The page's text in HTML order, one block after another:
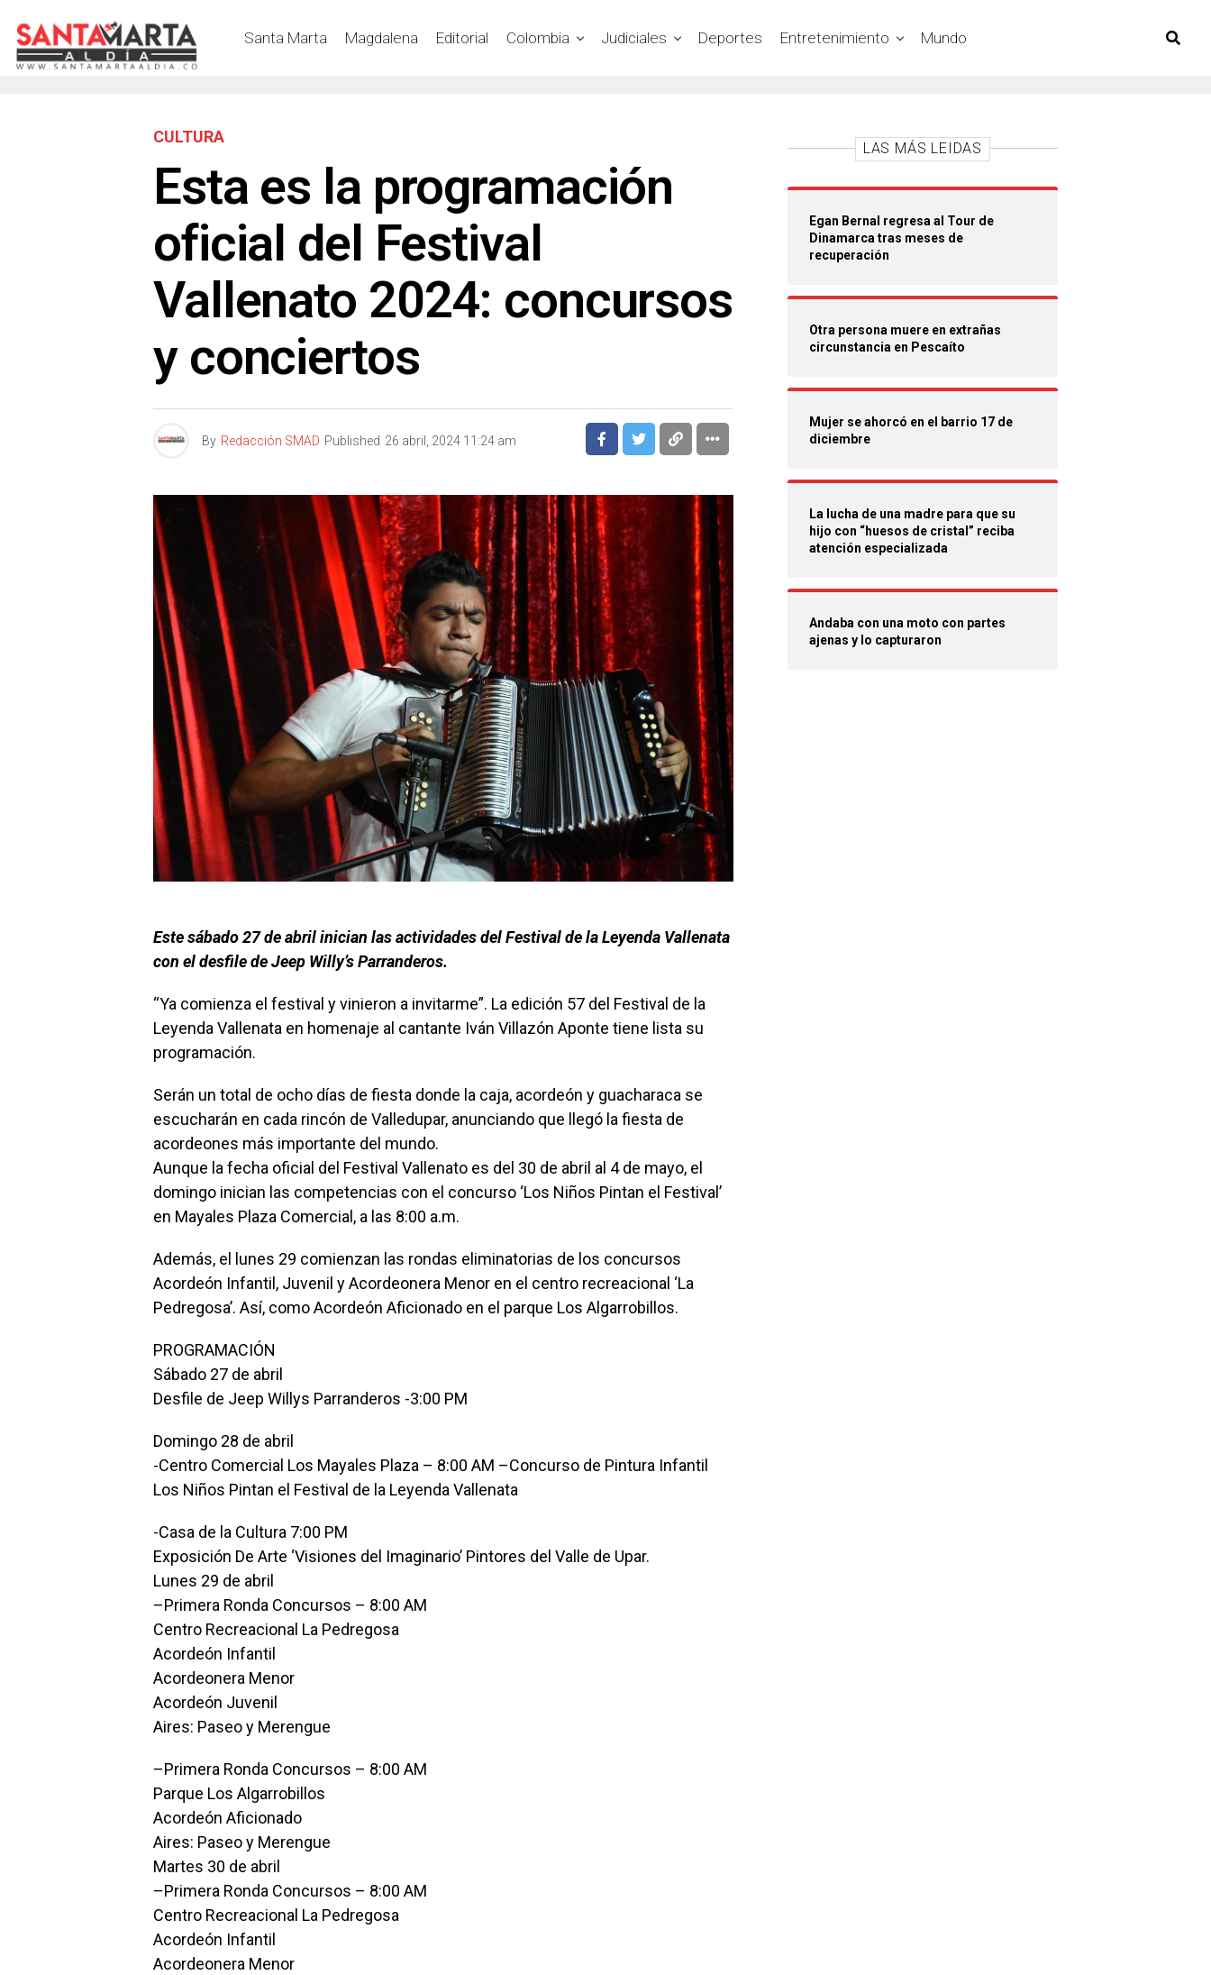
Santa Marta Magdalena Editorial Colombia Judiciales Deportes Entretenimiento Mundo
CULTURA
Esta es la programación
oficial del Festival
Vallenato 2024: concursos
y conciertos
By Redacción SMAD Published 26 abril, 2024 11:24 am
Este sábado 27 de abril inician las actividades del Festival de la Leyenda Vallenata
con el desfile de Jeep Willy’s Parranderos.
“Ya comienza el festival y vinieron a invitarme”. La edición 57 del Festival de la
Leyenda Vallenata en homenaje al cantante Iván Villazón Aponte tiene lista su
programación.
Serán un total de ocho días de fiesta donde la caja, acordeón y guacharaca se
escucharán en cada rincón de Valledupar, anunciando que llegó la fiesta de
acordeones más importante del mundo.
Aunque la fecha oficial del Festival Vallenato es del 30 de abril al 4 de mayo, el
domingo inician las competencias con el concurso ‘Los Niños Pintan el Festival’
en Mayales Plaza Comercial, a las 8:00 a.m.
Además, el lunes 29 comienzan las rondas eliminatorias de los concursos
Acordeón Infantil, Juvenil y Acordeonera Menor en el centro recreacional ‘La
Pedregosa’. Así, como Acordeón Aficionado en el parque Los Algarrobillos.
PROGRAMACIÓN
Sábado 27 de abril
Desfile de Jeep Willys Parranderos -3:00 PM
Domingo 28 de abril
-Centro Comercial Los Mayales Plaza – 8:00 AM –Concurso de Pintura Infantil
Los Niños Pintan el Festival de la Leyenda Vallenata
-Casa de la Cultura 7:00 PM
Exposición De Arte ‘Visiones del Imaginario’ Pintores del Valle de Upar.
Lunes 29 de abril
–Primera Ronda Concursos – 8:00 AM
Centro Recreacional La Pedregosa
Acordeón Infantil
Acordeonera Menor
Acordeón Juvenil
Aires: Paseo y Merengue
–Primera Ronda Concursos – 8:00 AM
Parque Los Algarrobillos
Acordeón Aficionado
Aires: Paseo y Merengue
Martes 30 de abril
–Primera Ronda Concursos – 8:00 AM
Centro Recreacional La Pedregosa
Acordeón Infantil
Acordeonera Menor
LAS MÁS LEIDAS
Egan Bernal regresa al Tour de
Dinamarca tras meses de
recuperación
Otra persona muere en extrañas
circunstancia en Pescaíto
Mujer se ahorcó en el barrio 17 de
diciembre
La lucha de una madre para que su
hijo con “huesos de cristal” reciba
atención especializada
Andaba con una moto con partes
ajenas y lo capturaron